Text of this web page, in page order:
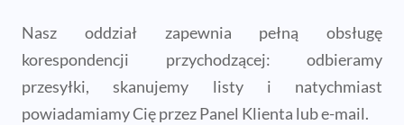
Nasz oddział zapewnia pełną obsługę
korespondencji przychodzącej: odbieramy
przesyłki, skanujemy listy i natychmiast
powiadamiamy Cię przez Panel Klienta lub e-mail.